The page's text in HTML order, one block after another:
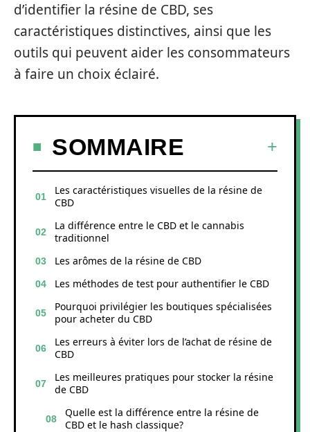
d’identifier la résine de CBD, ses
caractéristiques distinctives, ainsi que les
outils qui peuvent aider les consommateurs
à faire un choix éclairé.
SOMMAIRE
Les caractéristiques visuelles de la résine de
CBD
La différence entre le CBD et le cannabis
traditionnel
Les arômes de la résine de CBD
Les méthodes de test pour authentifier le CBD
Pourquoi privilégier les boutiques spécialisées
pour acheter du CBD
Les erreurs à éviter lors de l’achat de résine de
CBD
Les meilleures pratiques pour stocker la résine
de CBD
Quelle est la différence entre la résine de
CBD et le hash classique?